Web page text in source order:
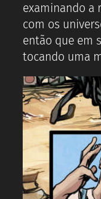
examinando a
com os
então que em
tocando uma